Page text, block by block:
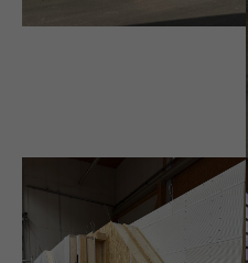
San Francisco, CA 94102
Drop us a line
info@yourdomain.com
About us